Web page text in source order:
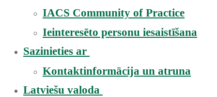
IACS Community of Practice
Ieinteresēto personu iesaistīšana
Sazinieties ar
Kontaktinformācija un atruna
Latviešu valoda